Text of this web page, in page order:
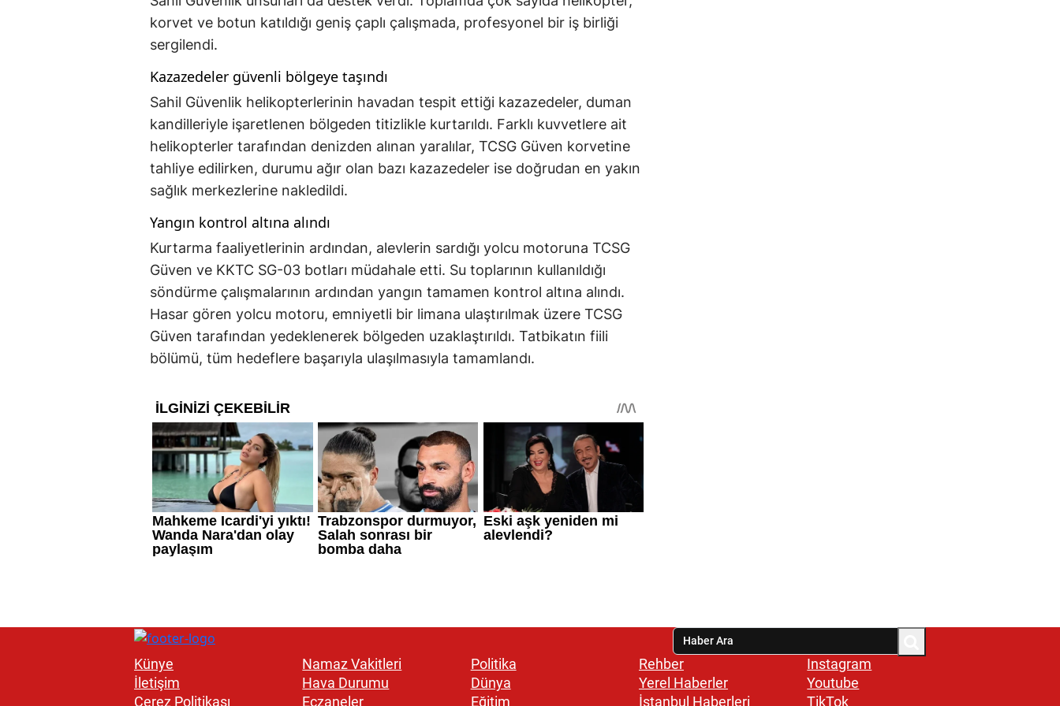
korvet ve botun katıldığı geniş çaplı çalışmada, profesyonel bir iş birliği
sergilendi.
Kazazedeler güvenli bölgeye taşındı
Sahil Güvenlik helikopterlerinin havadan tespit ettiği kazazedeler, duman
kandilleriyle işaretlenen bölgeden titizlikle kurtarıldı. Farklı kuvvetlere ait
helikopterler tarafından denizden alınan yaralılar, TCSG Güven korvetine
tahliye edilirken, durumu ağır olan bazı kazazedeler ise doğrudan en yakın
sağlık merkezlerine nakledildi.
Yangın kontrol altına alındı
Kurtarma faaliyetlerinin ardından, alevlerin sardığı yolcu motoruna TCSG
Güven ve KKTC SG-03 botları müdahale etti. Su toplarının kullanıldığı
söndürme çalışmalarının ardından yangın tamamen kontrol altına alındı.
Hasar gören yolcu motoru, emniyetli bir limana ulaştırılmak üzere TCSG
Güven tarafından yedeklenerek bölgeden uzaklaştırıldı. Tatbikatın fiili
bölümü, tüm hedeflere başarıyla ulaşılmasıyla tamamlandı.
Künye
İletişim
Çerez Politikası
Namaz Vakitleri
Hava Durumu
Eczaneler
Politika
Dünya
Eğitim
Rehber
Yerel Haberler
İstanbul Haberleri
Instagram
Youtube
TikTok